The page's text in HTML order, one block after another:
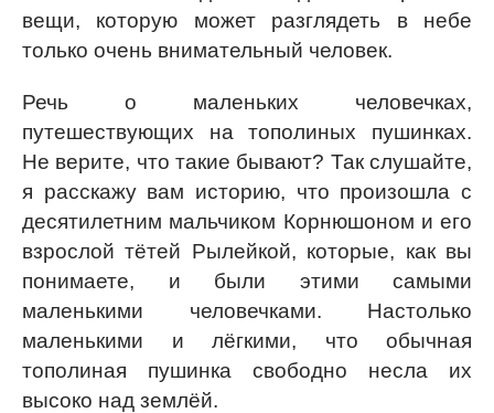
вещи, которую может разглядеть в небе
только очень внимательный человек.
Речь о маленьких человечках,
путешествующих на тополиных пушинках.
Не верите, что такие бывают? Так слушайте,
я расскажу вам историю, что произошла с
десятилетним мальчиком Корнюшоном и его
взрослой тётей Рылейкой, которые, как вы
понимаете, и были этими самыми
маленькими человечками. Настолько
маленькими и лёгкими, что обычная
тополиная пушинка свободно несла их
высоко над землёй.